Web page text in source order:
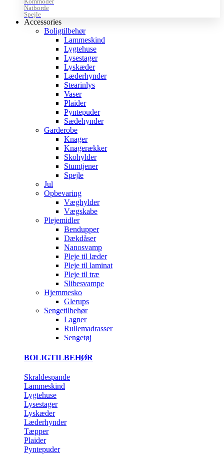
Natborde
Spejle
Accessories
Boligtilbehør
Lammeskind
Lygtehuse
Lysestager
Lyskæder
Læderhynder
Stearinlys
Vaser
Plaider
Pyntepuder
Sædehynder
Garderobe
Knager
Knagerækker
Skohylder
Stumtjener
Spejle
Jul
Opbevaring
Væghylder
Vægskabe
Plejemidler
Bendupper
Dækdåser
Nanosvamp
Pleje til læder
Pleje til laminat
Pleje til træ
Slibesvampe
Hjemmesko
Glerups
Sengetilbehør
Lagner
Rullemadrasser
Sengetøj
BOLIGTILBEHØR
Skraldespande
Lammeskind
Lygtehuse
Lysestager
Lyskæder
Læderhynder
Tæpper
Plaider
Pyntepuder